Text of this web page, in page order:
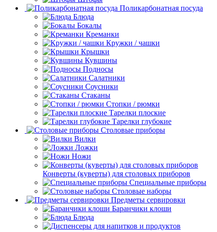
Поликарбонатная посуда
Блюда
Бокалы
Креманки
Кружки / чашки
Крышки
Кувшины
Подносы
Салатники
Соусники
Стаканы
Стопки / рюмки
Тарелки плоские
Тарелки глубокие
Столовые приборы
Вилки
Ложки
Ножи
Конверты (куверты) для столовых приборов
Специальные приборы
Столовые наборы
Предметы сервировки
Баранчики клоши
Блюда